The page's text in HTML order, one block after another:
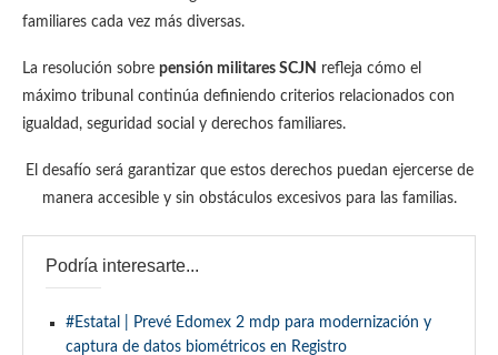
familiares cada vez más diversas.
La resolución sobre pensión militares SCJN refleja cómo el
máximo tribunal continúa definiendo criterios relacionados con
igualdad, seguridad social y derechos familiares.
El desafío será garantizar que estos derechos puedan ejercerse de
manera accesible y sin obstáculos excesivos para las familias.
Podría interesarte...
#Estatal | Prevé Edomex 2 mdp para modernización y
captura de datos biométricos en Registro